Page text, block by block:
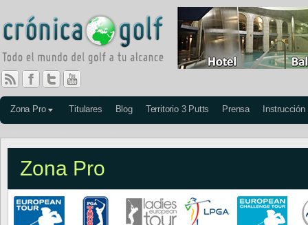
Zona Pro Titulares Blog Territorio 3 Putts Prensa Instrucción
Zona Pro